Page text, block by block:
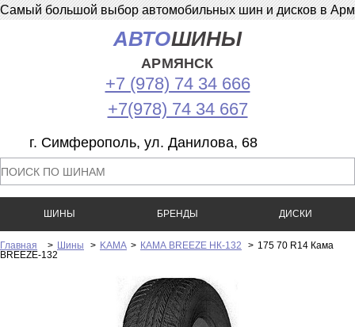
Самый большой выбор автомобильных шин и дисков в
АВТОШИНЫ
АРМЯНСК
+7 (978) 74 34 666
+7(978) 74 34 667
г. Симферополь, ул. Данилова, 68
ШИНЫ БРЕНДЫ ДИСКИ
Главная > Шины > KAMA > КАМА BREEZE НК-132 > 175 70 R14 Кама
BREEZE-132